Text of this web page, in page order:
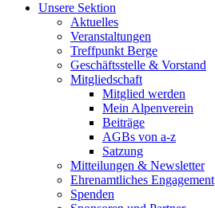
Unsere Sektion
Aktuelles
Veranstaltungen
Treffpunkt Berge
Geschäftsstelle & Vorstand
Mitgliedschaft
Mitglied werden
Mein Alpenverein
Beiträge
AGBs von a-z
Satzung
Mitteilungen & Newsletter
Ehrenamtliches Engagement
Spenden